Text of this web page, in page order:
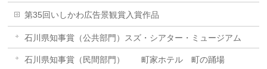
第35回いしかわ広告景観賞入賞作品
石川県知事賞（公共部門）スズ・シアター・ミュージアム
石川県知事賞（民間部門） 町家ホテル 町の踊場